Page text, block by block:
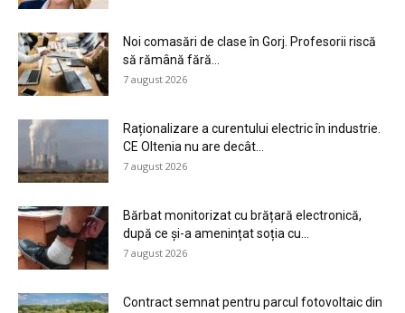
Noi comasări de clase în Gorj. Profesorii riscă
să rămână fără...
7 august 2026
Raționalizare a curentului electric în industrie.
CE Oltenia nu are decât...
7 august 2026
Bărbat monitorizat cu brățară electronică,
după ce și-a amenințat soția cu...
7 august 2026
Contract semnat pentru parcul fotovoltaic din